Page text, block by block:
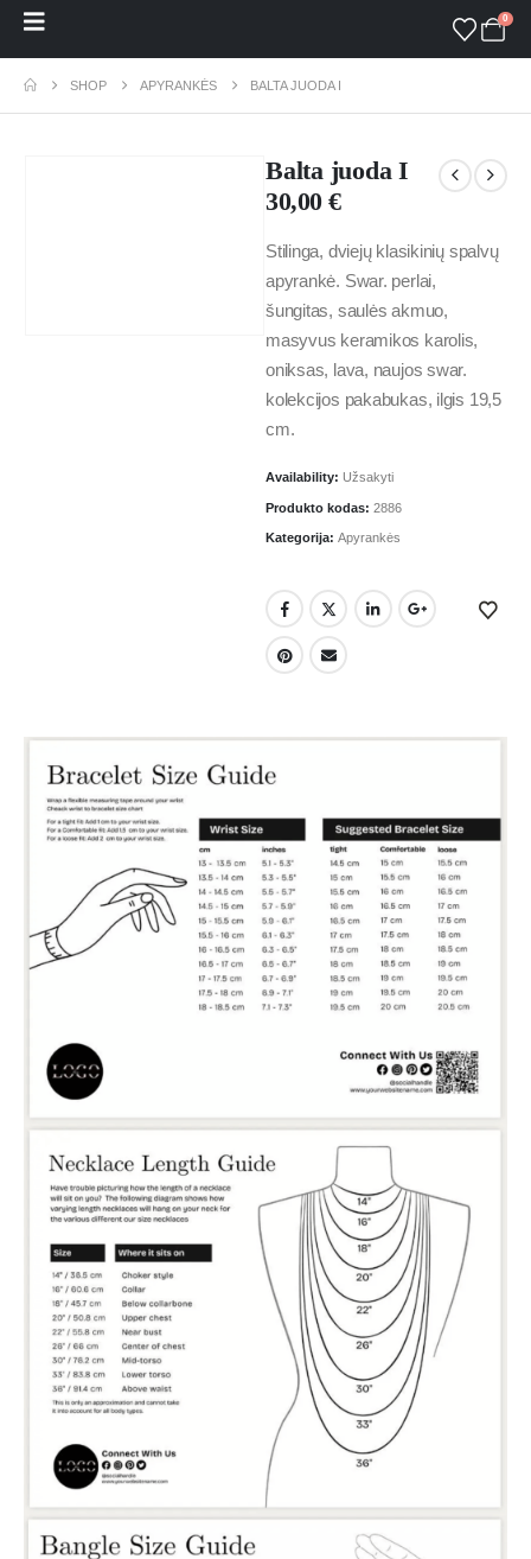
0
SHOP APYRANKĖS BALTA JUODA I
Balta juoda I
30,00€
Stilinga, dviejų klasikinių spalvų
apyrankė. Swar. perlai,
šungitas, saulės akmuo,
masyvus keramikos karolis,
oniksas, lava, naujos swar.
kolekcijos pakabukas, ilgis 19,5
cm.
Availability: Užsakyti
Produkto kodas: 2886
Kategorija: Apyrankės